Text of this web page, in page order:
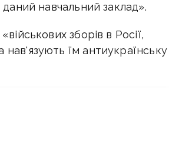
навчальний заклад».
зборів в Росії,
нав'язують їм антиукраїнську